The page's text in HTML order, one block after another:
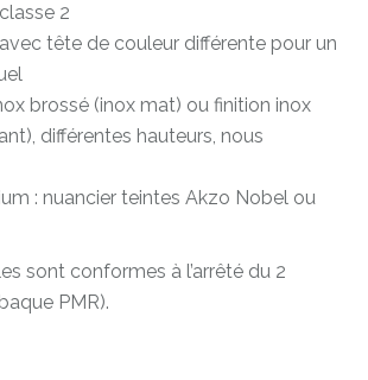
2
tête de couleur différente pour un
brossé (inox mat) ou finition inox
différentes hauteurs, nous
: nuancier teintes Akzo Nobel ou
sont conformes à l’arrêté du 2
PMR).